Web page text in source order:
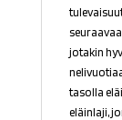
jotakin
tasolla
eläinlaji,